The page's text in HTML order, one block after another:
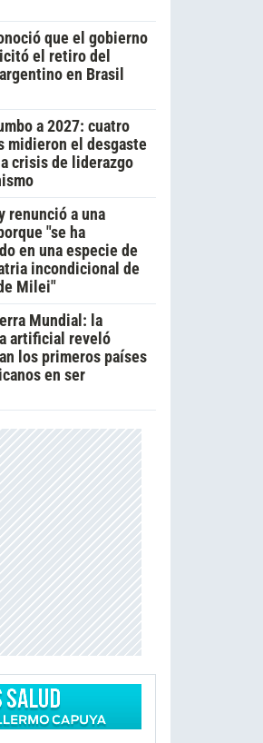
que el gobierno
el retiro del
en Brasil
a 2027: cuatro
midieron el desgaste
crisis de liderazgo
renunció a una
"se ha
en una especie de
incondicional de
Milei"
Mundial: la
artificial reveló
los primeros países
en ser